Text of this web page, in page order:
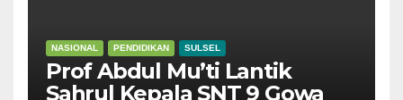
NASIONAL PENDIDIKAN SULSEL
Prof Abdul Mu’ti Lantik
Sahrul Kepala SNT 9 Gowa